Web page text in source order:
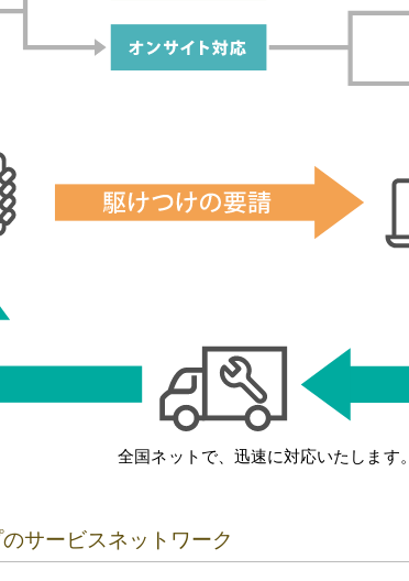
全国ネットで、迅速に対応いたします。
サービスネットワーク